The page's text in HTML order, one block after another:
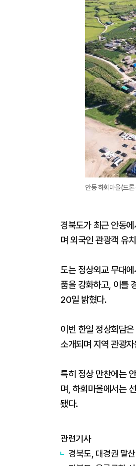
안동 하회마을(드
경북도가 최근 안동
며 외국인 관광객 유
도는 정상외교 무대
품을 강화하고, 이를
20일 밝혔다.
이번 한일 정상회담
소개되며 지역 관광
특히 정상 만찬에는
며, 하회마을에서는
됐다.
관련기사
경북도, 대경권 말